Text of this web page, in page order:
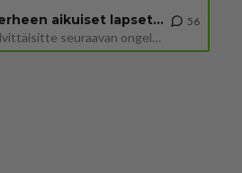
Uusioperheen aikuiset lapset tyhjentää jääkaapin käydessään
Miten selvittäisitte seuraavan ongelman, meillä on uusioperhe, minulla teini-ikäiset lapset ja puolisolla aikuiset, jotk
56